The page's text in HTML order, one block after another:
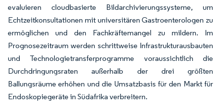
evaluieren cloudbasierte Bildarchivierungssysteme, um
Echtzeitkonsultationen mit universitären Gastroenterologen zu
ermöglichen und den Fachkräftemangel zu mildern. Im
Prognosezeitraum werden schrittweise Infrastrukturausbauten
und Technologietransferprogramme voraussichtlich die
Durchdringungsraten außerhalb der drei größten
Ballungsräume erhöhen und die Umsatzbasis für den Markt für
Endoskopiegeräte in Südafrika verbreitern.